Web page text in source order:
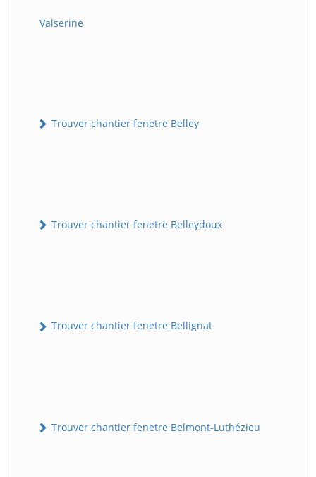
Valserine
Trouver chantier fenetre Belley
Trouver chantier fenetre Belleydoux
Trouver chantier fenetre Bellignat
Trouver chantier fenetre Belmont-Luthézieu